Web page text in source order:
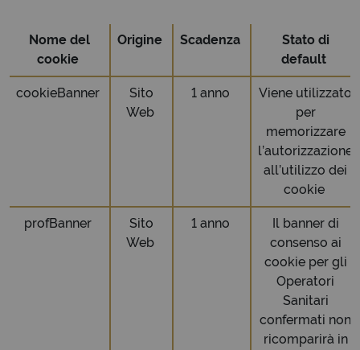
Nome del
cookie
Origine Scadenza
Stato di
default
cookieBanner
Sito
Web
1 anno
Viene utilizzato
per
memorizzare
l’autorizzazione
all’utilizzo dei
cookie
profBanner
Sito
Web
1 anno
Il banner di
consenso ai
cookie per gli
Operatori
Sanitari
confermati non
ricomparirà in